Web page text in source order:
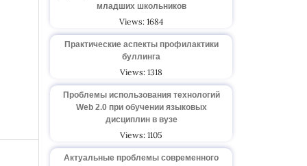
младших школьников
Views: 1684
Практические аспекты профилактики
буллинга
Views: 1318
Проблемы использования технологий
Web 2.0 при обучении языковых
дисциплин в вузе
Views: 1105
Актуальные проблемы современного